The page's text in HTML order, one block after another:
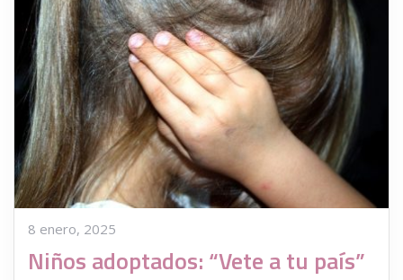
8 enero, 2025
Niños adoptados: “Vete a tu país”